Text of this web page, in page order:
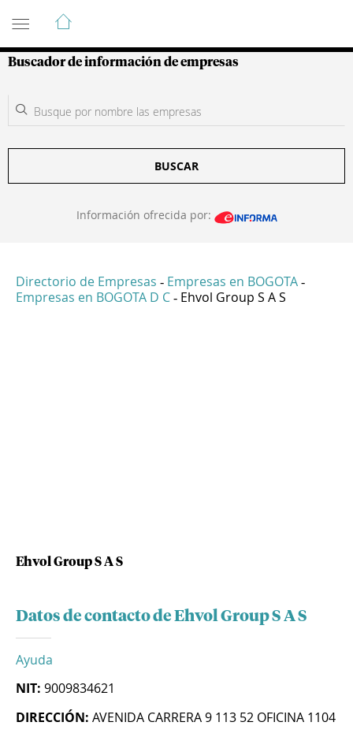
Guía de Empresas Colombianas
Buscador de información de empresas
BUSCAR
Información ofrecida por:
Directorio de Empresas - Empresas en BOGOTA -
Empresas en BOGOTA D C - Ehvol Group S A S
Ehvol Group S A S
Datos de contacto de Ehvol Group S A S
Ayuda
NIT: 9009834621
DIRECCIÓN: AVENIDA CARRERA 9 113 52 OFICINA 1104